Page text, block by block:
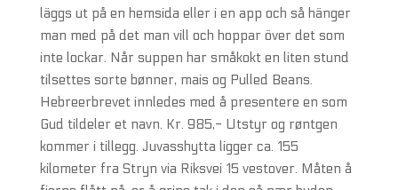
läggs ut på en hemsida eller i en app och så hänger
man med på det man vill och hoppar över det som
inte lockar. Når suppen har småkokt en liten stund
tilsettes sorte bønner, mais og Pulled Beans.
Hebreerbrevet innledes med å presentere en som
Gud tildeler et navn. Kr. 985,- Utstyr og røntgen
kommer i tillegg. Juvasshytta ligger ca. 155
kilometer fra Stryn via Riksvei 15 vestover. Måten å